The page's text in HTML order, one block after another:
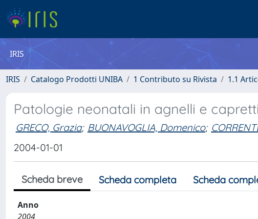
IRIS
IRIS Catalogo Prodotti UNIBA 1 Contributo su Rivista 1.1
Patologie neonatali in agnelli e
GRECO, Grazia; BUONAVOGLIA, Domenico;
2004-01-01
Scheda breve Scheda completa Scheda
Anno
2004